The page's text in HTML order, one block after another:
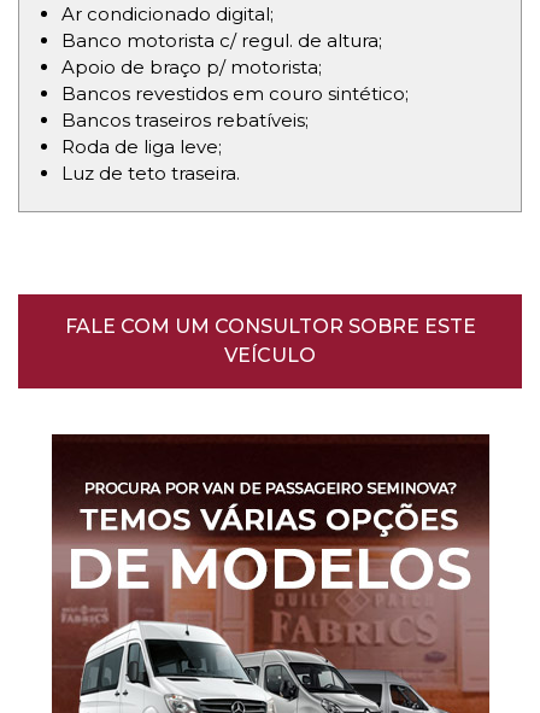
Ar condicionado digital;
Banco motorista c/ regul. de altura;
Apoio de braço p/ motorista;
Bancos revestidos em couro sintético;
Bancos traseiros rebatíveis;
Roda de liga leve;
Luz de teto traseira.
FALE COM UM CONSULTOR SOBRE ESTE
VEÍCULO